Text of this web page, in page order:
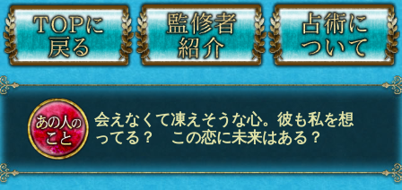
会えなくて凍えそうな心。彼も私を想
ってる？ この恋に未来はある？